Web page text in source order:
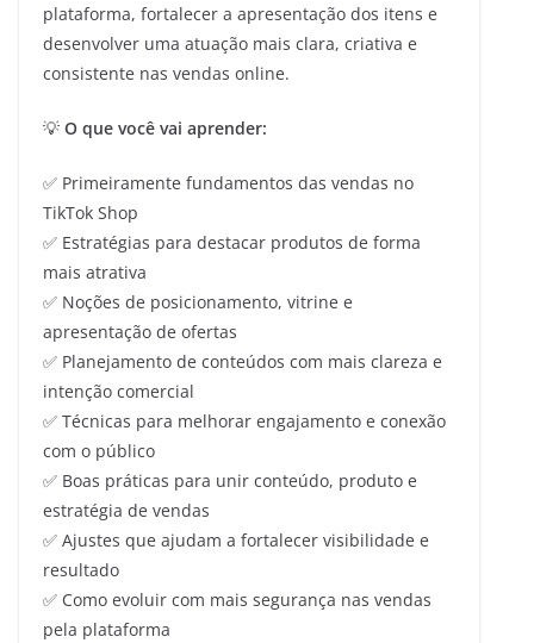
plataforma, fortalecer a apresentação dos itens e
desenvolver uma atuação mais clara, criativa e
consistente nas vendas online.
💡 O que você vai aprender:
✅ Primeiramente fundamentos das vendas no
TikTok Shop
✅ Estratégias para destacar produtos de forma
mais atrativa
✅ Noções de posicionamento, vitrine e
apresentação de ofertas
✅ Planejamento de conteúdos com mais clareza e
intenção comercial
✅ Técnicas para melhorar engajamento e conexão
com o público
✅ Boas práticas para unir conteúdo, produto e
estratégia de vendas
✅ Ajustes que ajudam a fortalecer visibilidade e
resultado
✅ Como evoluir com mais segurança nas vendas
pela plataforma